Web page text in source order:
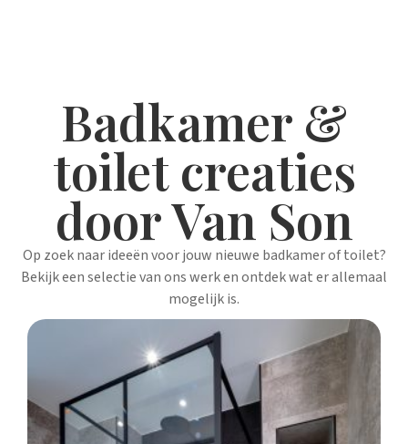
Badkamer &
toilet creaties
door Van Son
Op zoek naar ideeën voor jouw nieuwe badkamer of toilet?
Bekijk een selectie van ons werk en ontdek wat er allemaal
mogelijk is.